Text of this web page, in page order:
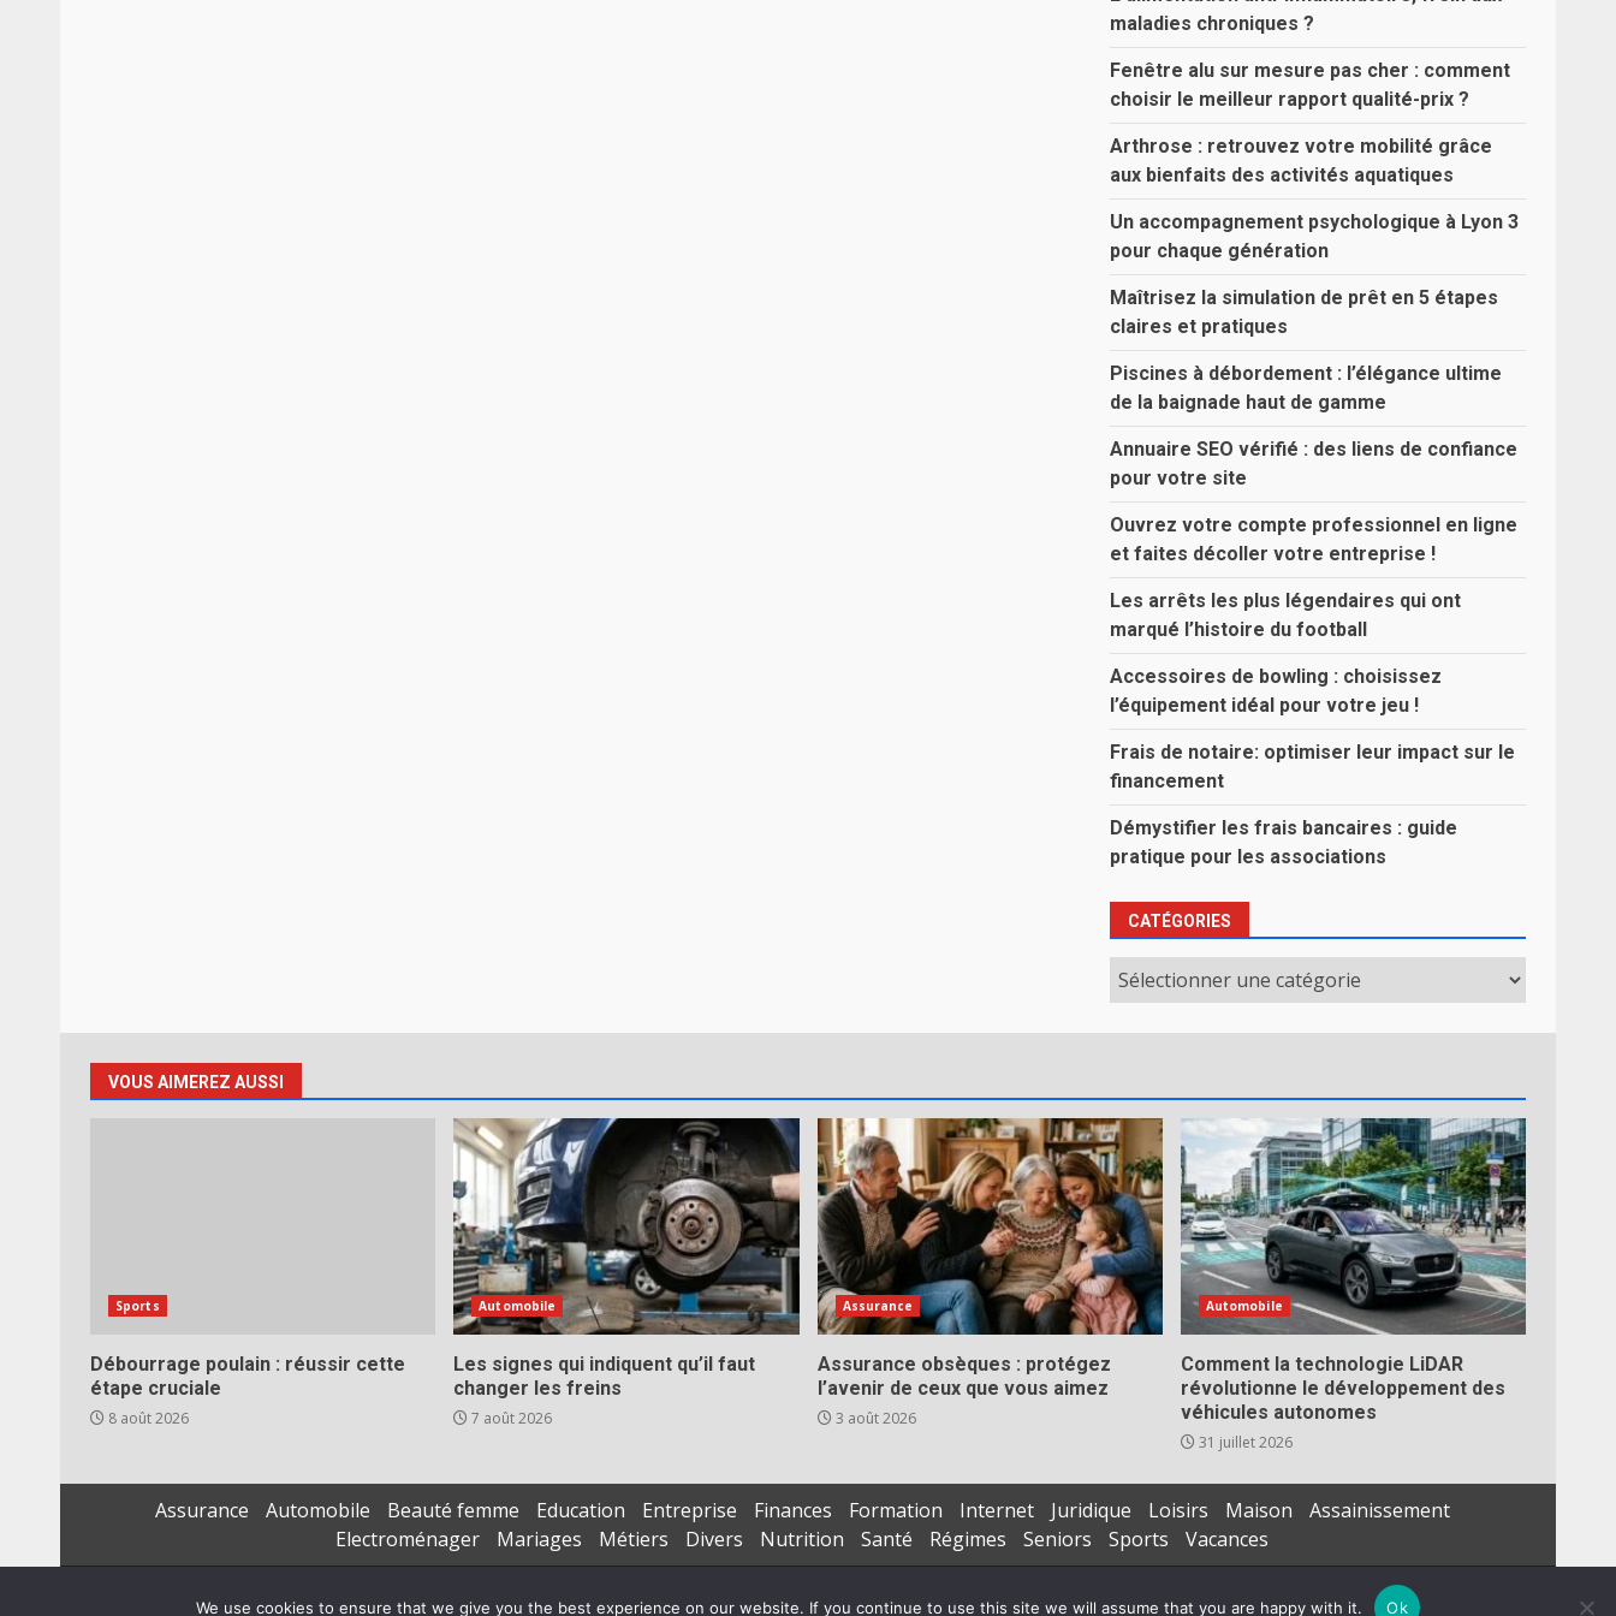
maladies chroniques ?
Fenêtre alu sur mesure pas cher : comment
choisir le meilleur rapport qualité-prix ?
Arthrose : retrouvez votre mobilité grâce
aux bienfaits des activités aquatiques
Un accompagnement psychologique à Lyon 3
pour chaque génération
Maîtrisez la simulation de prêt en 5 étapes
claires et pratiques
Piscines à débordement : l’élégance ultime
de la baignade haut de gamme
Annuaire SEO vérifié : des liens de confiance
pour votre site
Ouvrez votre compte professionnel en ligne
et faites décoller votre entreprise !
Les arrêts les plus légendaires qui ont
marqué l’histoire du football
Accessoires de bowling : choisissez
l’équipement idéal pour votre jeu !
Frais de notaire: optimiser leur impact sur le
financement
Démystifier les frais bancaires : guide
pratique pour les associations
CATÉGORIES
Catégories
VOUS AIMEREZ AUSSI
Sports
Débourrage poulain : réussir cette
étape cruciale
8 août 2026
Automobile
Les signes qui indiquent qu’il faut
changer les freins
7 août 2026
Assurance
Assurance obsèques : protégez
l’avenir de ceux que vous aimez
3 août 2026
Automobile
Comment la technologie LiDAR
révolutionne le développement des
véhicules autonomes
31 juillet 2026
Assurance Automobile Beauté femme Education Entreprise Finances Formation Internet Juridique Loisirs Maison
Assainissement
Electroménager
Mariages Métiers Divers Nutrition Santé Régimes Seniors Sports
Vacances
We use cookies to ensure that we give you the best experience on our website. If you continue to use this site we will assume that you are happy with it. Ok